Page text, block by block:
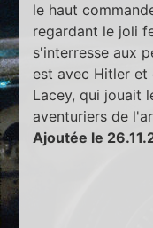
le haut
regardant le joli
s'interresse aux
est avec Hitler et
Lacey, qui jouait
aventuriers de
Ajoutée le